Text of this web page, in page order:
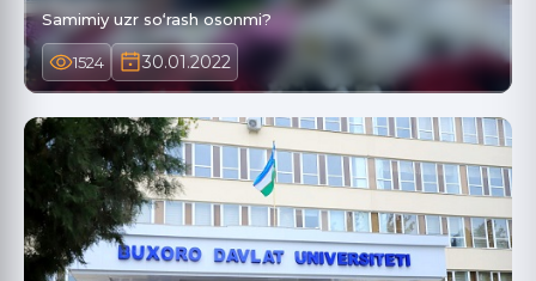
Samimiy uzr so‘rash osonmi?
1524 30.01.2022